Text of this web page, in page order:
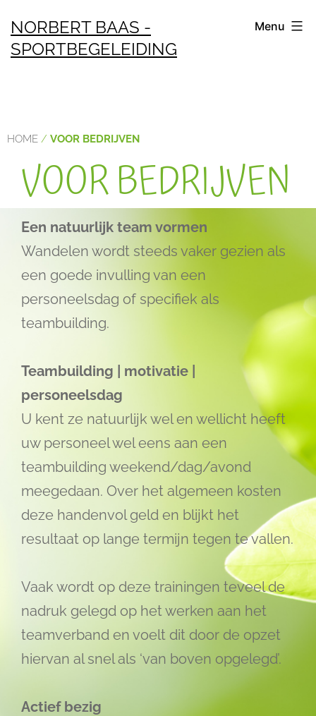
NORBERT BAAS -
SPORTBEGELEIDING
Menu
HOME / VOOR BEDRIJVEN
VOOR BEDRIJVEN
Een natuurlijk team vormen
Wandelen wordt steeds vaker gezien als
een goede invulling van een
personeelsdag of specifiek als
teambuilding.
Teambuilding | motivatie |
personeelsdag
U kent ze natuurlijk wel en wellicht heeft
uw personeel wel eens aan een
teambuilding weekend/dag/avond
meegedaan. Over het algemeen kosten
deze handenvol geld en blijkt het
resultaat op lange termijn tegen te vallen.
Vaak wordt op deze trainingen teveel de
nadruk gelegd op het werken aan het
teamverband en voelt dit door de opzet
hiervan al snel als ‘van boven opgelegd’.
Actief bezig